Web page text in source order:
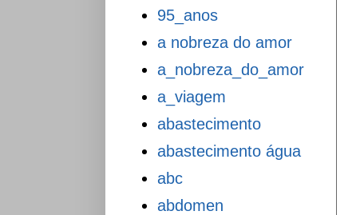
95_anos
a nobreza do amor
a_nobreza_do_amor
a_viagem
abastecimento
abastecimento água
abc
abdomen